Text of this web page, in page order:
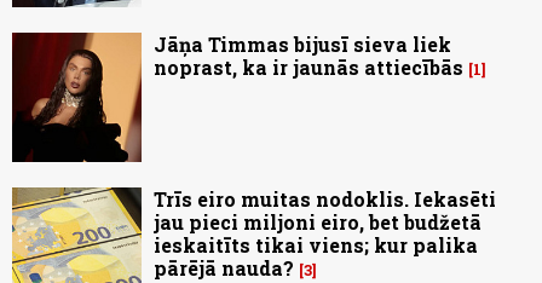
Jāņa Timmas bijusī sieva liek
noprast, ka ir jaunās attiecībās
1
Trīs eiro muitas nodoklis. Iekasēti
jau pieci miljoni eiro, bet budžetā
ieskaitīts tikai viens; kur palika
pārējā nauda? 3